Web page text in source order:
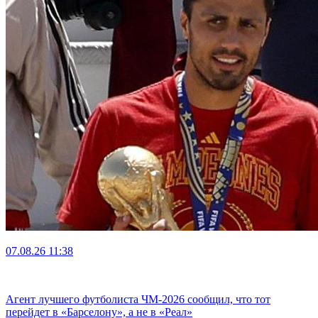
07.08.26 11:38
Агент лучшего футболиста ЧМ-2026 cообщил, что тот
перейдет в «Барселону», а не в «Реал»